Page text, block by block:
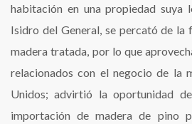
habitación en una propiedad suya
Isidro del General, se percató de la
madera tratada, por lo que
relacionados con el negocio de la
Unidos; advirtió la oportunidad
importación de madera de pino